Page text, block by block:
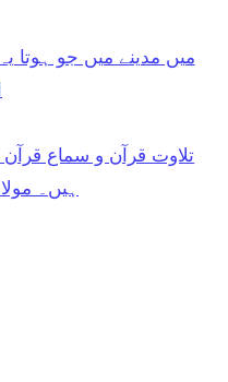
میں مدینے میں جو ہوتا
تلاوت قرآن و سماع
ہیں۔